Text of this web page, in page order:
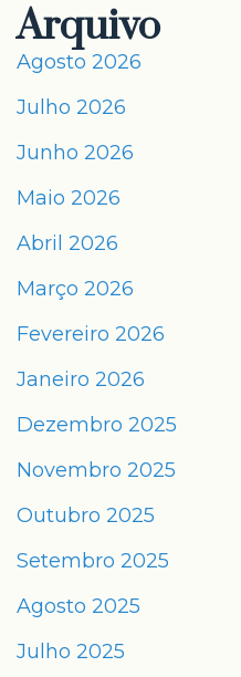
Arquivo
Agosto 2026
Julho 2026
Junho 2026
Maio 2026
Abril 2026
Março 2026
Fevereiro 2026
Janeiro 2026
Dezembro 2025
Novembro 2025
Outubro 2025
Setembro 2025
Agosto 2025
Julho 2025